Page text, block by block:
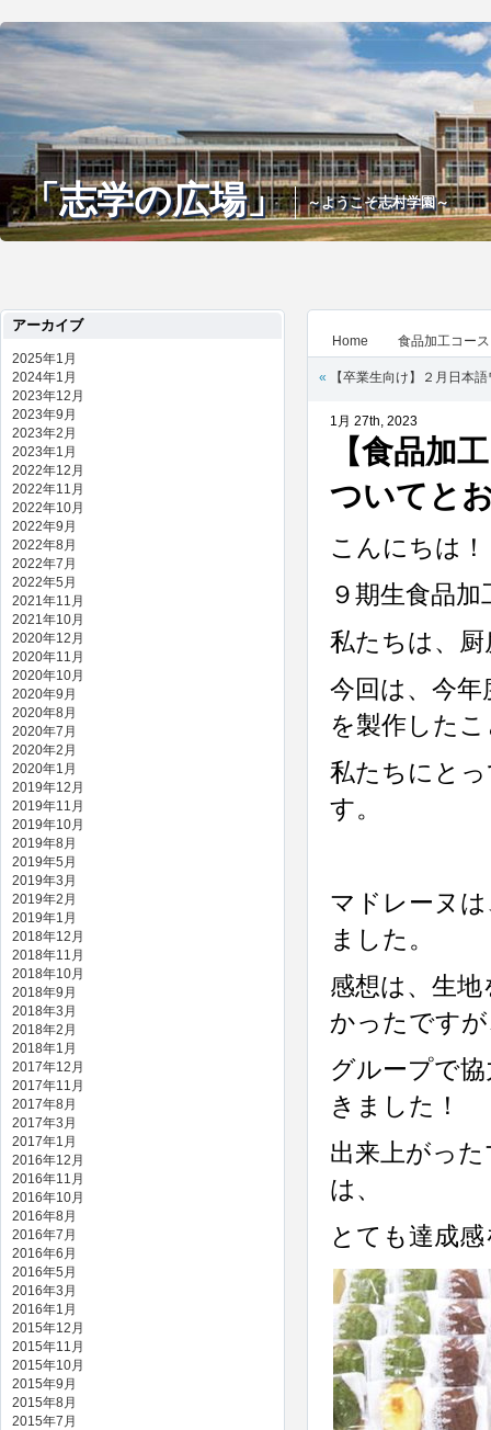
「志学の広場」 ～ようこそ志村学園～
Home 食品加工コース
« 【卒業生向け】２月日本
1月 27th, 2023
【食品加
ついてと
こんにちは！
９期生食品
私たちは、
今回は、今
を製作した
私たちにと
す。
マドレーヌ
ました。
感想は、生
かったです
グループで
きました！
出来上がっ
は、
とても達成
アーカイブ
2025年1月
2024年1月
2023年12月
2023年9月
2023年2月
2023年1月
2022年12月
2022年11月
2022年10月
2022年9月
2022年8月
2022年7月
2022年5月
2021年11月
2021年10月
2020年12月
2020年11月
2020年10月
2020年9月
2020年8月
2020年7月
2020年2月
2020年1月
2019年12月
2019年11月
2019年10月
2019年8月
2019年5月
2019年3月
2019年2月
2019年1月
2018年12月
2018年11月
2018年10月
2018年9月
2018年3月
2018年2月
2018年1月
2017年12月
2017年11月
2017年8月
2017年3月
2017年1月
2016年12月
2016年11月
2016年10月
2016年8月
2016年7月
2016年6月
2016年5月
2016年3月
2016年1月
2015年12月
2015年11月
2015年10月
2015年9月
2015年8月
2015年7月